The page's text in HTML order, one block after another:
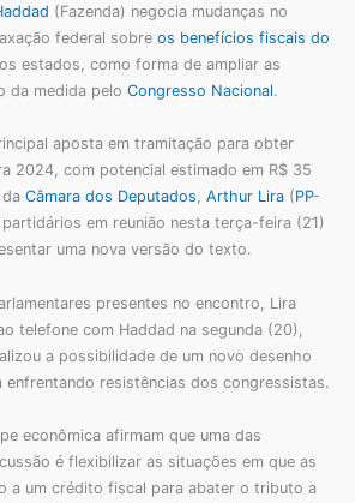
(Fazenda) negocia mudanças no
federal sobre os benefícios fiscais do
estados, como forma de ampliar as
da medida pelo Congresso Nacional.
aposta em tramitação para obter
2024, com potencial estimado em R$ 35
Câmara dos Deputados, Arthur Lira (PP-
em reunião nesta terça-feira (21)
uma nova versão do texto.
presentes no encontro, Lira
telefone com Haddad na segunda (20),
a possibilidade de um novo desenho
resistências dos congressistas.
econômica afirmam que uma das
é flexibilizar as situações em que as
a um crédito fiscal para abater o tributo a